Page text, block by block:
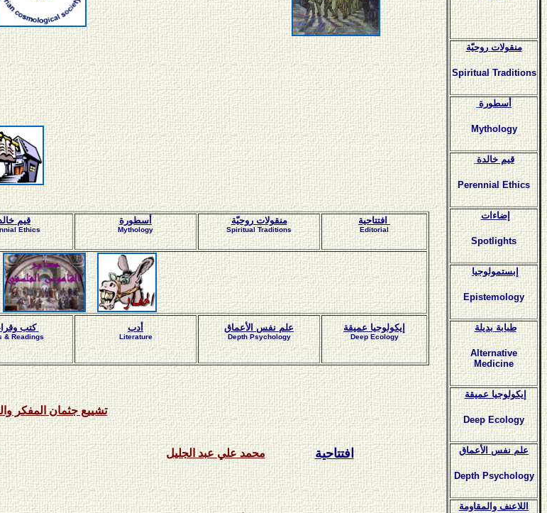
قيم
Ethics
أسطورة
Mythology
منقولات روحيّة
Spiritual Traditions Editorial
كتب وقراءات
& Readings
أدب
Literature
علم نفس الأعماق
Depth Psychology
إيكولوجيا عميقة
Deep Ecology
تشييع جثمان المفكر
محمد علي عبد الجليل افتتاحية
منقولات روحيّة
Spiritual Traditions
أسطورة
Mythology
قيم خالدة
Perennial Ethics
إضاءات
Spotlights
إبستمولوجيا
Epistemology
طبابة بديلة
Alternative
Medicine
إيكولوجيا عميقة
Deep Ecology
علم نفس الأعماق
Depth Psychology
اللاعنف والمقاومة